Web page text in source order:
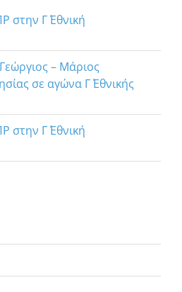
Γ΄ Εθνική
– Μάριος
σε αγώνα Γ΄ Εθνικής
Γ΄ Εθνική